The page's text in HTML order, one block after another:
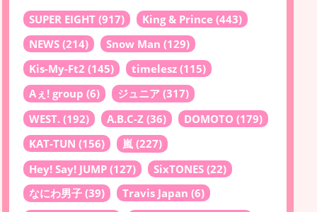
SUPER EIGHT (917) King & Prince (443)
NEWS (214) Snow Man (129)
Kis-My-Ft2 (145) timelesz (115)
Aぇ! group (6) ジュニア (317)
WEST. (192) A.B.C-Z (36) DOMOTO (179)
KAT-TUN (156) 嵐 (227)
Hey! Say! JUMP (127) SixTONES (22)
なにわ男子 (39) Travis Japan (6)